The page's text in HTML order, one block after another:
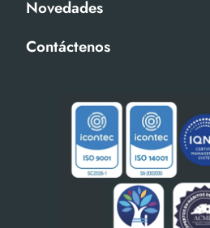
Novedades
Contáctenos